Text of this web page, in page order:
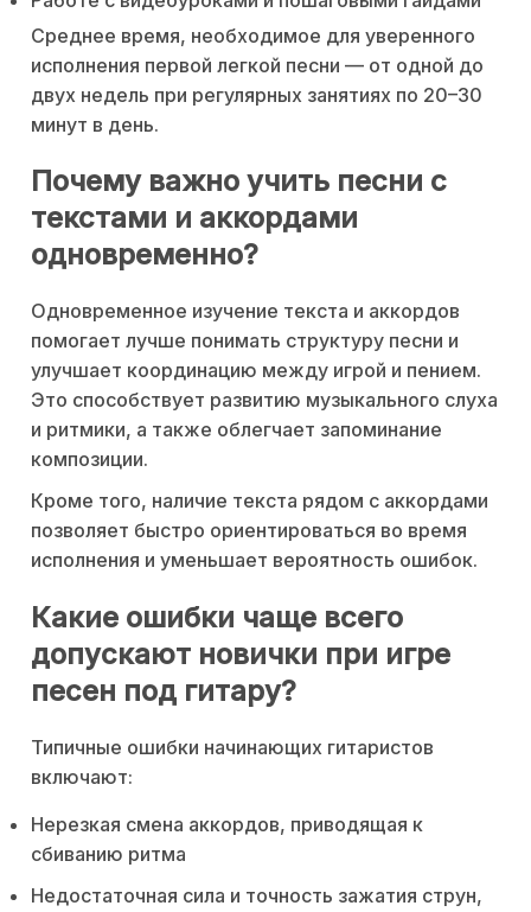
Среднее время, необходимое для уверенного
исполнения первой легкой песни — от одной до
двух недель при регулярных занятиях по 20–30
минут в день.
Почему важно учить песни с
текстами и аккордами
одновременно?
Одновременное изучение текста и аккордов
помогает лучше понимать структуру песни и
улучшает координацию между игрой и пением.
Это способствует развитию музыкального слуха
и ритмики, а также облегчает запоминание
композиции.
Кроме того, наличие текста рядом с аккордами
позволяет быстро ориентироваться во время
исполнения и уменьшает вероятность ошибок.
Какие ошибки чаще всего
допускают новички при игре
песен под гитару?
Типичные ошибки начинающих гитаристов
включают:
Нерезкая смена аккордов, приводящая к
сбиванию ритма
Недостаточная сила и точность зажатия струн,